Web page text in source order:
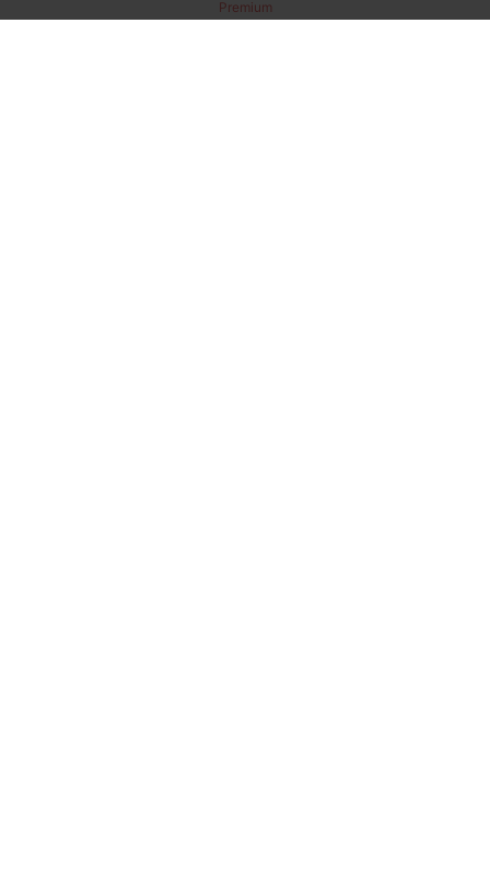
Premium